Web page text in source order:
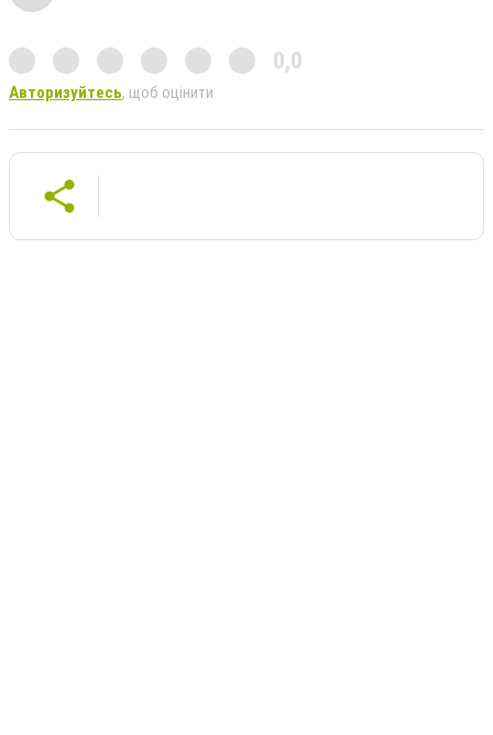
0,0
Авторизуйтесь, щоб оцінити